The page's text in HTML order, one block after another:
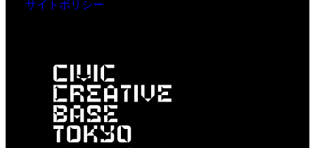
サイトポリシー